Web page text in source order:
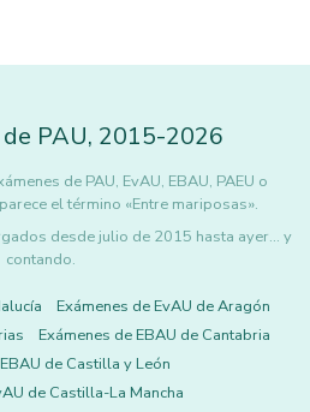
PAU, 2015-2026
de PAU, EvAU, EBAU, PAEU o
el término «Entre mariposas».
desde julio de 2015 hasta ayer... y
contando.
Exámenes de EvAU de Aragón
Exámenes de EBAU de Cantabria
de Castilla y León
de Castilla-La Mancha